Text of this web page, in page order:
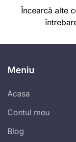
Încearcă alte
Meniu
Acasa
Contul meu
Blog